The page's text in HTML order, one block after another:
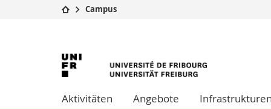
Studium
Campus
Universität
Theologische
Philosophische
Campus
Universität
Freiburg
Aktivitäten Angebote Infrastrukturen